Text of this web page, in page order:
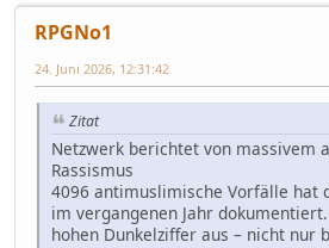
RPGNo1
24. Juni 2026, 12:31:42
Zitat
Netzwerk berichtet von massivem
Rassismus
4096 antimuslimische Vorfälle hat
im vergangenen Jahr
hohen Dunkelziffer aus – nicht nur